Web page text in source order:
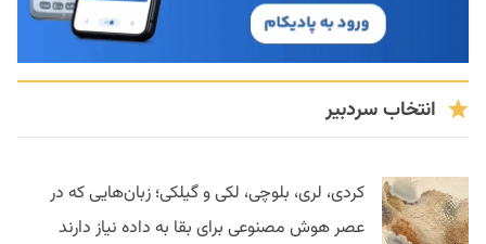
انتخاب سردبیر
کردی، لری، بلوچی، لکی و گیلکی؛ زبان‌هایی که در
عصر هوش مصنوعی برای بقا به داده نیاز دارند